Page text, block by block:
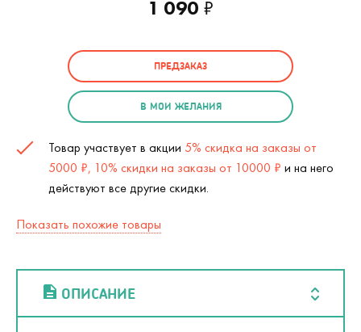
1 090₽
ПРЕДЗАКАЗ
В МОИ ЖЕЛАНИЯ
Товар участвует в акции 5% скидка на заказы от
5000 ₽, 10% скидки на заказы от 10000 ₽ и на него
действуют все другие скидки.
Показать похожие товары
ОПИСАНИЕ